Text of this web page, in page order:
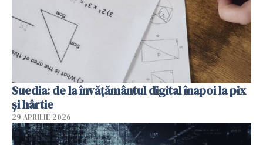
Suedia: de la învățământul digital înapoi la pix
și hârtie
29 APRILIE 2026